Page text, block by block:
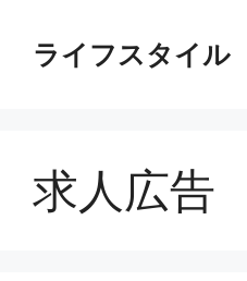
ライフスタイル
求人広告